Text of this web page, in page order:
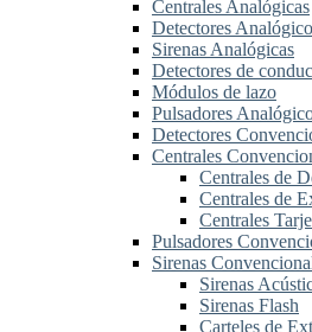
Centrales Analógicas
Detectores
Sirenas Analógicas
Detectores de
Módulos de lazo
Pulsadores
Detectores
Centrales
Centrales de
Centrales de
Centrales
Pulsadores
Sirenas
Sirenas
Sirenas Flash
Carteles de